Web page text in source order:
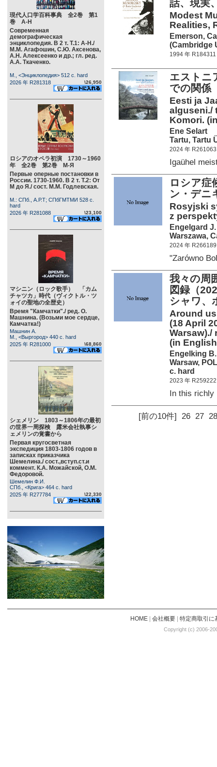
現代人口学百科事典 全2巻 第1
巻 А-Н
Современная
демографическая
энциклопедия. В 2 т. Т.1: А-Н./
М.М. Агафошин, С.Ю. Аксенова,
А.Н. Алексеенко и др.; гл. ред.
А.А. Ткаченко.
М., <Энциклопедия> 512 c. hard
2026 年 R281318
\26,950
ロシアのオペラ初演 1730～1960
年 全2巻 第2巻 М-Я
Первые оперные постановки в
России. 1730-1960. В 2 т. Т.2: От
М до Я./ сост. М.М. Годлевская.
М.: СПб., А.Р.Т; СПбГМТМИ 528 c.
hard
2026 年 R281088
\23,100
マシニン（ロック歌手） 「カム
チャツカ」時代（ヴィクトル・ツ
ォイの聖地の全歴史）
Время "Камчатки"./ ред. О.
Машнина. (Возьми мое сердце,
Камчатка!)
Машнин А.
М., <Выргород> 440 c. hard
2025 年 R281000
\68,860
シェメリン 1803～1806年の最初
の世界一周探検 露米会社執事シ
ェメリンの覚書から
Первая кругосветная
экспедиция 1803-1806 годов в
записках приказчика
Шемелина./ сост.,вступ.ст.и
коммент. К.А. Можайской, О.М.
Федоровой.
Шемелин Ф.И.
СПб., <Крига> 464 c. hard
2025 年 R277784
\22,330
話、現実
Modest
Realities,
Emerson,
(Cambridge
1994 年 R184311
エストニ
での関係
Eesti ja
alguseni./
Komori.
Ene Selart
Tartu, Tartu
2024 年 R261063
Igaühel
ロシア
ン・デニ
Rosyjski
z
Engelgard J.
Warszawa,
2024 年 R266189
"Zarówno
我々の周
図録（
シャワ、
Around
(18 April
Warsaw)./
(in
Engelking B.
Warsaw,
c. hard
2023 年 R259222
In this richly
[前の10件] 26 27 28
HOME| 会社概要| 特定商取引に
Copyright (c) 2006-